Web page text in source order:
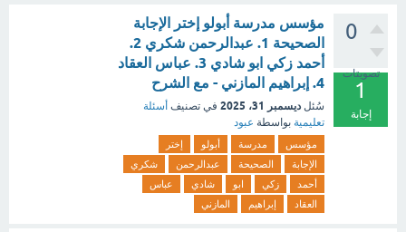
0
تصويتات
1
إجابة
مؤسس مدرسة أبولو إختر الإجابة
الصحيحة 1. عبدالرحمن شكري 2.
أحمد زكي ابو شادي 3. عباس العقاد
4. إبراهيم المازني - مع الشرح
سُئل ديسمبر 31، 2025 في تصنيف أسئلة
تعليمية بواسطة عبود
مؤسس مدرسة أبولو
إختر
الإجابة
الصحيحة عبدالرحمن
شكري
أحمد
زكي ابو شادي
عباس
العقاد
إبراهيم المازني